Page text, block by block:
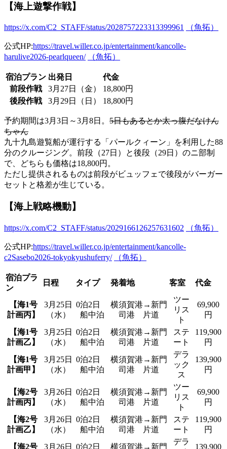
【海上遊撃作戦】
https://x.com/C2_STAFF/status/2028757223313399961 （魚拓）
公式HP:https://travel.willer.co.jp/entertainment/kancolle-
harulive2026-pearlqueen/
（魚拓）
宿泊プラン 出発日
代金
前段作戦
3月27日（金）
18,800円
後段作戦
3月29日（日） 18,800円
予約期間は3月3日～3月8日。 5日もあるとか太っ腹だなけん
ちゃん
九十九島遊覧船が運行する「パールクィーン」を利用した88
分のクルージング。前段（27日）と後段（29日）のニ部制
で、どちらも価格は18,800円。
ただし提供されるものは前段がビュッフェで後段がバーガー
セットと格差が生じている。
【海上戦略機動】
https://x.com/C2_STAFF/status/2029166126257631602 （魚拓）
公式HP:https://travel.willer.co.jp/entertainment/kancolle-
c2Sasebo2026-tokyokyushuferry/
（魚拓）
宿泊プラ
ン
日程 タイプ 発着地 客室 代金
【海1号
計画丙】
3月25日
（水）
0泊2日
船中泊
横須賀港→新門
司港 片道
ツー
リス
ト
69,900
円
【海1号
計画乙】
3月25日
（水）
0泊2日
船中泊
横須賀港→新門
司港 片道
ステ
ート
119,900
円
【海1号
計画甲】
3月25日
（水）
0泊2日
船中泊
横須賀港→新門
司港 片道
デラ
ック
ス
139,900
円
【海2号
計画丙】
3月26日
（水）
0泊2日
船中泊
横須賀港→新門
司港 片道
ツー
リス
ト
69,900
円
【海2号
計画乙】
3月26日
（水）
0泊2日
船中泊
横須賀港→新門
司港 片道
ステ
ート
119,900
円
【海2号
3月26日
0泊2日
横須賀港→新門
デラ
139,900